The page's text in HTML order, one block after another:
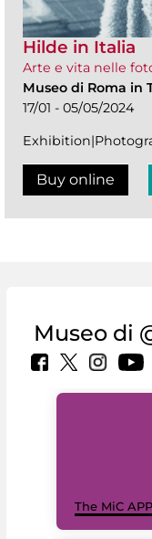
Hilde in Italia
Arte e vita nelle
Museo di Roma in
17/01 - 05/05/2024
Buy online
Museo di
The MiC